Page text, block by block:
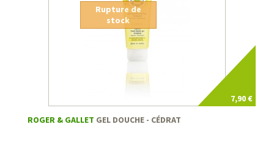
7,90 €
Rupture de
stock
ROGER & GALLET GEL DOUCHE - CÉDRAT